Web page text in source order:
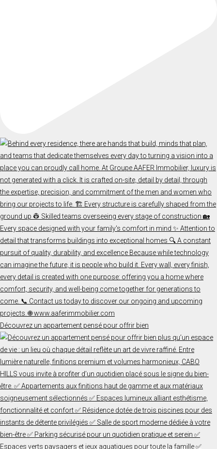
Découvrez un appartement pensé pour offrir bien